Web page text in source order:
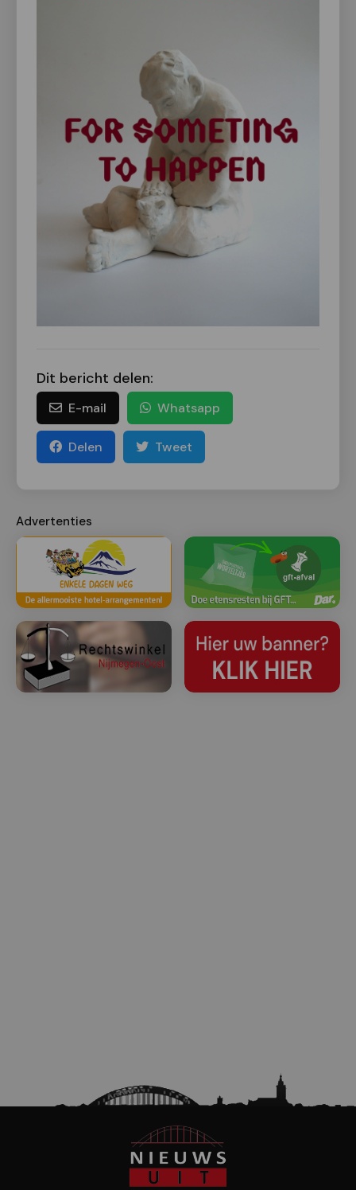
Dit bericht delen:
E-mail Whatsapp
Delen Tweet
Advertenties